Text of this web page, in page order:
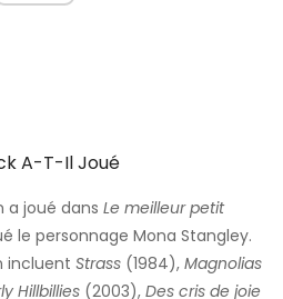
A-T-Il Joué
a joué dans Le meilleur petit
le personnage Mona Stangley.
incluent Strass (1984), Magnolias
Hillbillies (2003), Des cris de joie